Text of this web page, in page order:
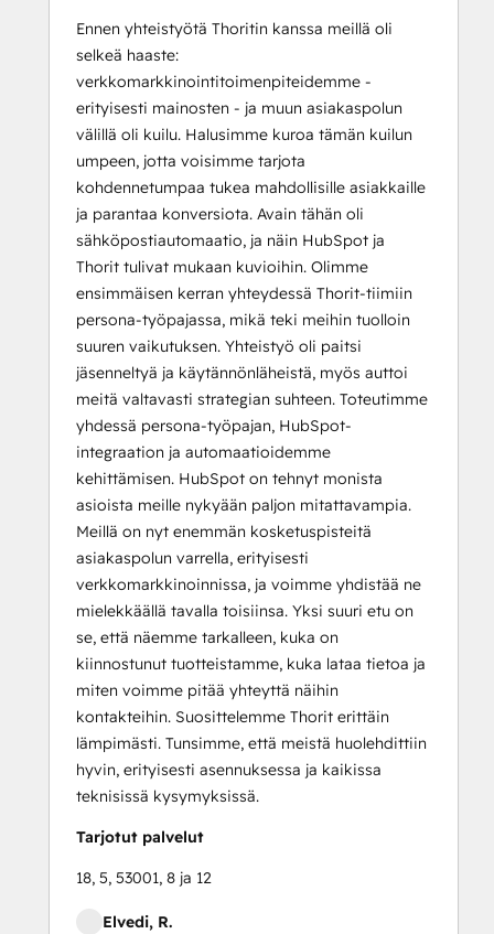
Ennen yhteistyötä Thoritin kanssa meillä oli
selkeä haaste:
verkkomarkkinointitoimenpiteidemme -
erityisesti mainosten - ja muun asiakaspolun
välillä oli kuilu. Halusimme kuroa tämän kuilun
umpeen, jotta voisimme tarjota
kohdennetumpaa tukea mahdollisille asiakkaille
ja parantaa konversiota. Avain tähän oli
sähköpostiautomaatio, ja näin HubSpot ja
Thorit tulivat mukaan kuvioihin. Olimme
ensimmäisen kerran yhteydessä Thorit-tiimiin
persona-työpajassa, mikä teki meihin tuolloin
suuren vaikutuksen. Yhteistyö oli paitsi
jäsenneltyä ja käytännönläheistä, myös auttoi
meitä valtavasti strategian suhteen. Toteutimme
yhdessä persona-työpajan, HubSpot-
integraation ja automaatioidemme
kehittämisen. HubSpot on tehnyt monista
asioista meille nykyään paljon mitattavampia.
Meillä on nyt enemmän kosketuspisteitä
asiakaspolun varrella, erityisesti
verkkomarkkinoinnissa, ja voimme yhdistää ne
mielekkäällä tavalla toisiinsa. Yksi suuri etu on
se, että näemme tarkalleen, kuka on
kiinnostunut tuotteistamme, kuka lataa tietoa ja
miten voimme pitää yhteyttä näihin
kontakteihin. Suosittelemme Thorit erittäin
lämpimästi. Tunsimme, että meistä huolehdittiin
hyvin, erityisesti asennuksessa ja kaikissa
teknisissä kysymyksissä.
Tarjotut palvelut
18, 5, 53001, 8 ja 12
Elvedi, R.